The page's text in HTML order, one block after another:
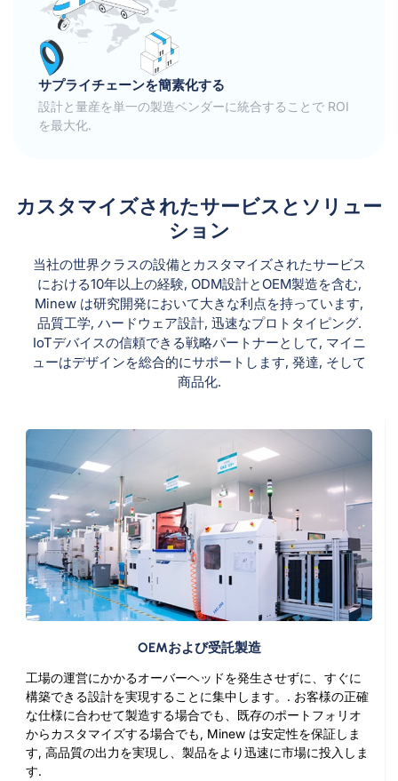
サプライチェーンを簡素化する
設計と量産を単一の製造ベンダーに統合することで ROI
を最大化.
カスタマイズされたサービスとソリュー
ション
当社の世界クラスの設備とカスタマイズされたサービス
における10年以上の経験, ODM設計とOEM製造を含む,
Minew は研究開発において大きな利点を持っています,
品質工学, ハードウェア設計, 迅速なプロトタイピング.
IoTデバイスの信頼できる戦略パートナーとして, マイニ
ューはデザインを総合的にサポートします, 発達, そして
商品化.
OEMおよび受託製造
工場の運営にかかるオーバーヘッドを発生させずに、すぐに
構築できる設計を実現することに集中します。. お客様の正確
な仕様に合わせて製造する場合でも、既存のポートフォリオ
からカスタマイズする場合でも, Minew は安定性を保証しま
す, 高品質の出力を実現し、製品をより迅速に市場に投入しま
す.